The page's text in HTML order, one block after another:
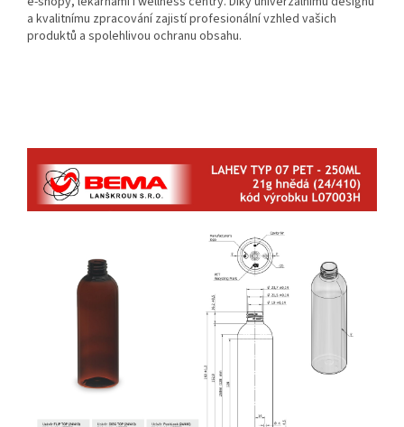
a kvalitnímu zpracování zajistí profesionální vzhled vašich
produktů a spolehlivou ochranu obsahu.